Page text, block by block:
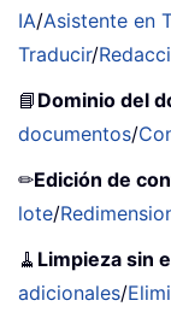
IA/Asistente en
Traducir/
📘 Dominio del
documentos/
✏Edición de
lote/
🧹 Limpieza sin
adicionales/